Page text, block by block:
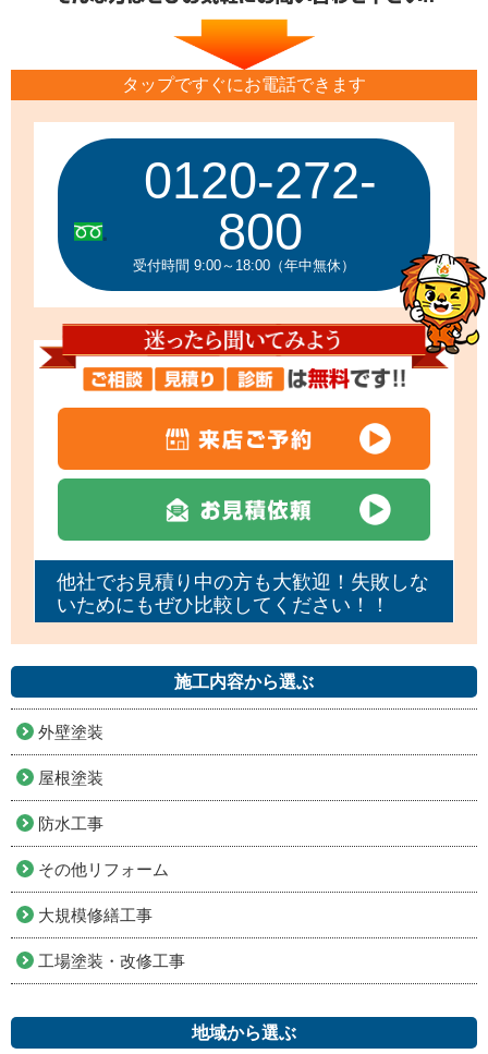
タップですぐにお電話できます
0120-272-
800
受付時間 9:00～18:00（年中無休）
他社でお見積り中の方も大歓迎！失敗しな
いためにもぜひ比較してください！！
施工内容から選ぶ
外壁塗装
屋根塗装
防水工事
その他リフォーム
大規模修繕工事
工場塗装・改修工事
地域から選ぶ